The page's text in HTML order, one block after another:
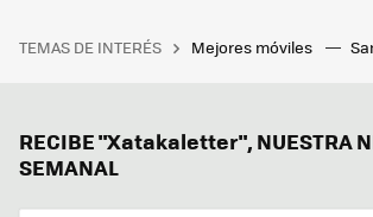
TEMAS DE INTERÉS Mejores móviles
RECIBE "Xatakaletter", NUESTRA
SEMANAL